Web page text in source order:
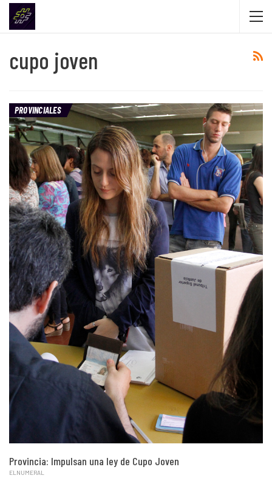
cupo joven
PROVINCIALES
Provincia: Impulsan una ley de Cupo Joven
ELNUMERAL